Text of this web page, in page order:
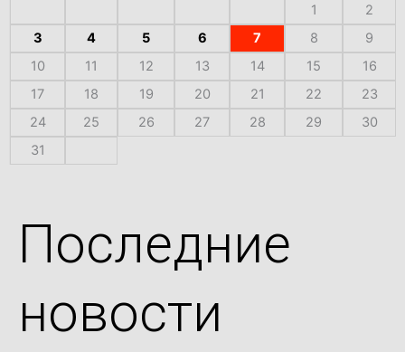
1
2
3
4 5 6 7 8
9
10
11 12 13 14 15
16
17
18 19 20 21 22
23
24
25 26 27 28 29
30
31
Последние
новости